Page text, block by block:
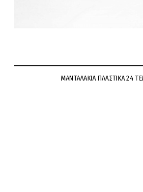
ΜΑΝΤΑΛΑΚΙΑ ΠΛΑΣΤΙΚΑ 24